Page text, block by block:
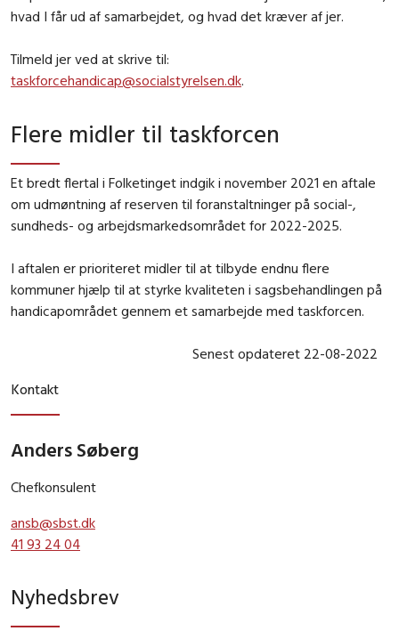
hvad I får ud af samarbejdet, og hvad det kræver af jer.
Tilmeld jer ved at skrive til:
taskforcehandicap@socialstyrelsen.dk.
Flere midler til taskforcen
Et bredt flertal i Folketinget indgik i november 2021 en aftale
om udmøntning af reserven til foranstaltninger på social-,
sundheds- og arbejdsmarkedsområdet for 2022-2025.
I aftalen er prioriteret midler til at tilbyde endnu flere
kommuner hjælp til at styrke kvaliteten i sagsbehandlingen på
handicapområdet gennem et samarbejde med taskforcen.
Senest opdateret 22-08-2022
Kontakt
Anders Søberg
Chefkonsulent
ansb@sbst.dk
41 93 24 04
Nyhedsbrev